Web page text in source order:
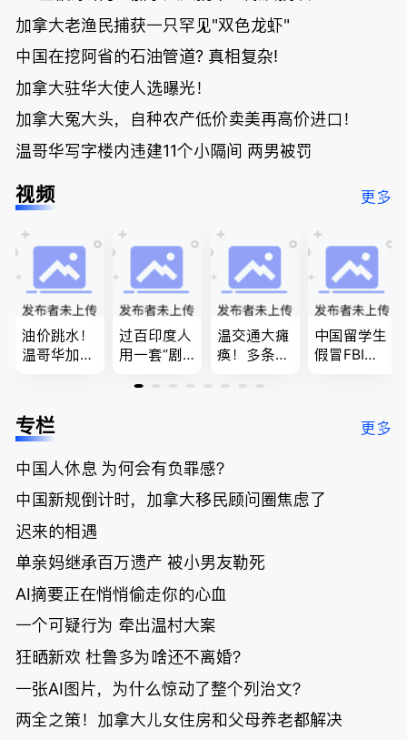
加拿大老渔民捕获一只罕见"双色龙虾"
中国在挖阿省的石油管道? 真相复杂!
加拿大驻华大使人选曝光！
加拿大冤大头，自种农产低价卖美再高价进口！
温哥华写字楼内违建11个小隔间 两男被罚
视频 更多
油价跳水！
温哥华加油
低；免费狂
送50万磅蔬
温“丑陋土
豆日”冲击
吉尼斯纪
录；惨！留
骗光2万美
元，还被卷
入跨国刑案
账户遭封！
过百印度人
用一套“剧
官：太假
欠款多出$1
9万；突
发！无辜男
亡；
温交通大瘫
痪！多条主
底；做顿饭
单；房市崩
盘前兆？加
国租赁市场
中国留学生
假冒FBI上
夫妻住进殡
专栏 更多
中国人休息 为何会有负罪感？
中国新规倒计时，加拿大移民顾问圈焦虑了
迟来的相遇
单亲妈继承百万遗产 被小男友勒死
AI摘要正在悄悄偷走你的心血
一个可疑行为 牵出温村大案
狂晒新欢 杜鲁多为啥还不离婚？
一张AI图片，为什么惊动了整个列治文？
两全之策！加拿大儿女住房和父母养老都解决